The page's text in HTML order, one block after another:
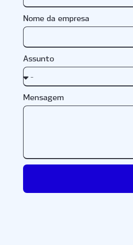
Nome da empresa
Assunto
Mensagem